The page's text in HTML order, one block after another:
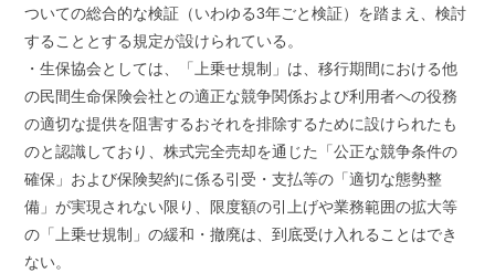
ついての総合的な検証（いわゆる3年ごと検証）を踏まえ、検討
することとする規定が設けられている。
・生保協会としては、「上乗せ規制」は、移行期間における他
の民間生命保険会社との適正な競争関係および利用者への役務
の適切な提供を阻害するおそれを排除するために設けられたも
のと認識しており、株式完全売却を通じた「公正な競争条件の
確保」および保険契約に係る引受・支払等の「適切な態勢整
備」が実現されない限り、限度額の引上げや業務範囲の拡大等
の「上乗せ規制」の緩和・撤廃は、到底受け入れることはでき
ない。